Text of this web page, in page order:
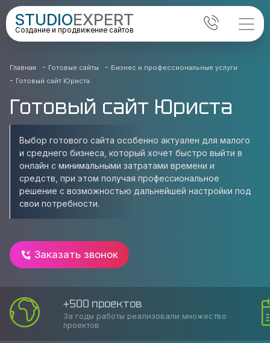
STUDIOEXPERT
Создание и продвижение сайтов
Главная - Готовые сайты - Бизнес и профессиональные услуги
- Готовый сайт Юриста
Готовый сайт Юриста
Выбор готового сайта особенно актуален для малого
и среднего бизнеса, который хочет быстро выйти в
онлайн с минимальными затратами времени и
средств, при этом получая профессиональное
решение с возможностью дальнейшей настройки под
свои потребности.
Заказать звонок
+500 проектов
За годы работы реализовали множество
проектов